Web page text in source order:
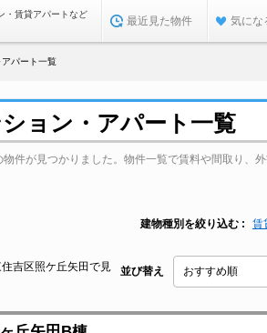
・賃貸アパートなど
最近見た物件 気にな
パート一覧
ョン・アパート一覧
件が見つかりました。物件一覧で賃料や間取り、外
建物種別を絞り込む 賃
吉区照ケ丘矢田で見
並び替え